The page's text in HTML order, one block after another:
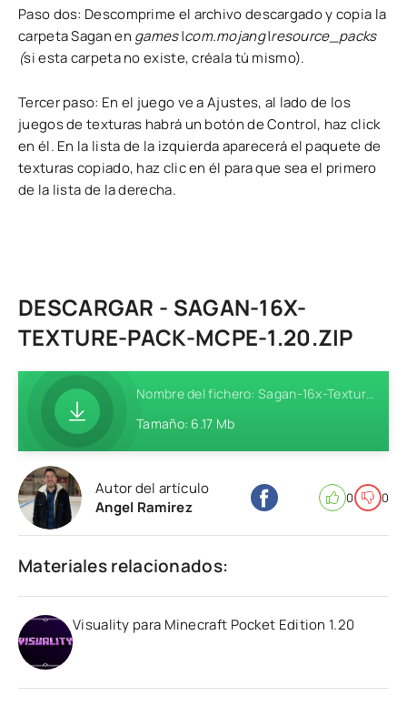
Paso dos: Descomprime el archivo descargado y copia la
carpeta Sagan en games\com.mojang\resource_packs
(si esta carpeta no existe, créala tú mismo).
Tercer paso: En el juego ve a Ajustes, al lado de los
juegos de texturas habrá un botón de Control, haz click
en él. En la lista de la izquierda aparecerá el paquete de
texturas copiado, haz clic en él para que sea el primero
de la lista de la derecha.
DESCARGAR - SAGAN-16X-
TEXTURE-PACK-MCPE-1.20.ZIP
Nombre del fichero: Sagan-16x-Texture-Pack-MCPE-1.20.zip
Tamaño: 6.17 Mb
Autor del artículo
Angel Ramirez
0 0
Materiales relacionados:
Visuality para Minecraft Pocket Edition 1.20